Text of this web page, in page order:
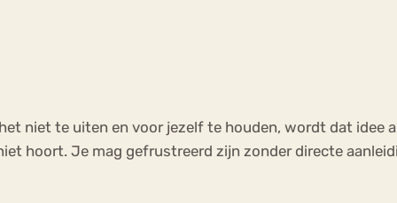
niet te uiten en voor jezelf te houden, wordt dat idee
hoort. Je mag gefrustreerd zijn zonder directe